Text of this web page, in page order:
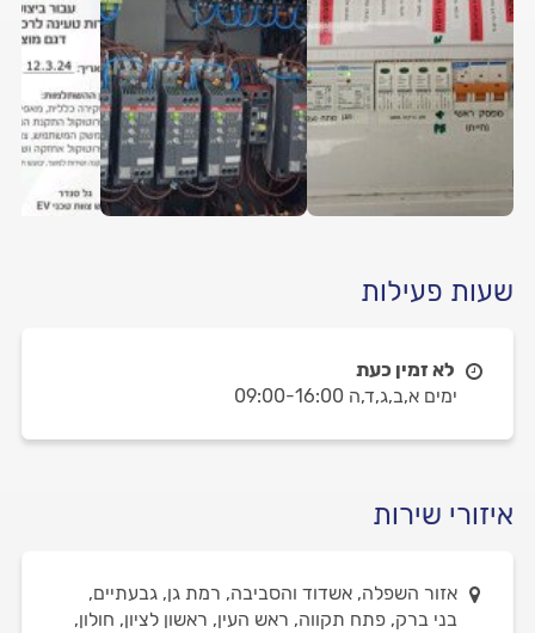
שעות פעילות
לא זמין כעת
ימים א,ב,ג,ד,ה 09:00-16:00
איזורי שירות
אזור השפלה, אשדוד והסביבה, רמת גן, גבעתיים,
בני ברק, פתח תקווה, ראש העין, ראשון לציון, חולון,